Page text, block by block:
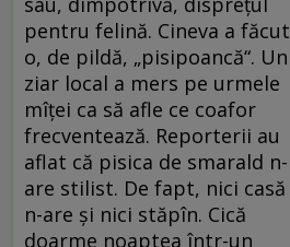
pentru felină. Cineva a
o, de pildă, „pisipoancă“. Un
ziar local a mers pe urmele
mîţei ca să afle ce coafor
frecventează. Reporterii au
aflat că pisica de smarald n-
are stilist. De fapt, nici casă
n-are şi nici stăpîn. Cică
doarme noaptea într-un